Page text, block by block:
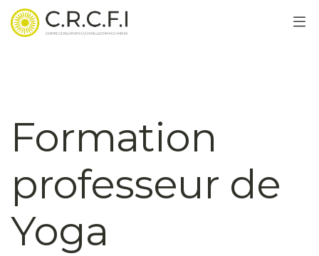
Formation
professeur de
Yoga